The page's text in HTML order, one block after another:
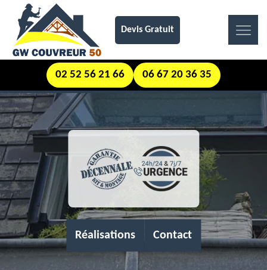
Devis Gratuit
02 52 56 21 66 06 67 20 36 35
Réalisations Contact